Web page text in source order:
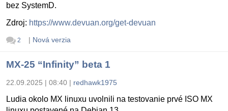
bez SystemD.
Zdroj: https://www.devuan.org/get-devuan
2 | Nová verzia
MX-25 “Infinity” beta 1
22.09.2025 | 08:40 | redhawk1975
Ludia okolo MX linuxu uvolnili na testovanie prvé ISO MX